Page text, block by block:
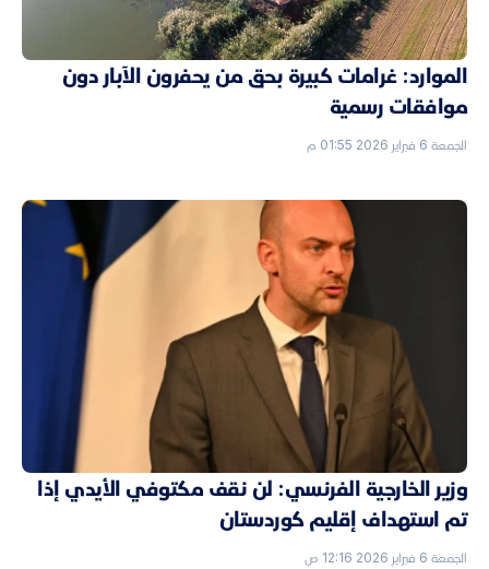
الموارد: غرامات كبيرة بحق من يحفرون الآبار دون
موافقات رسمية
الجمعة 6 فبراير 2026 01:55 م
وزير الخارجية الفرنسي: لن نقف مكتوفي الأيدي إذا
تم استهداف إقليم كوردستان
الجمعة 6 فبراير 2026 12:16 ص